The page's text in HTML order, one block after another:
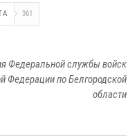
361
Федеральной службы войск
Федерации по Белгородской
области